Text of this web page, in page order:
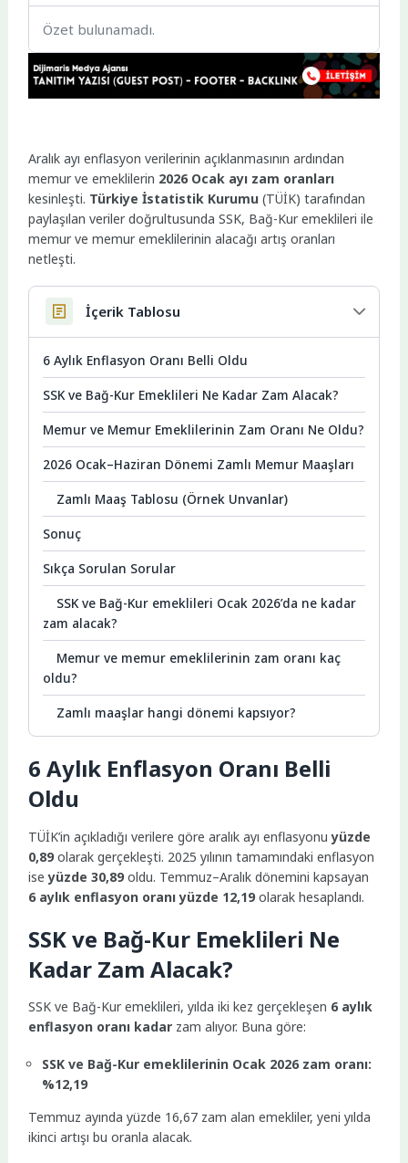
Özet bulunamadı.
Aralık ayı enflasyon verilerinin açıklanmasının ardından
memur ve emeklilerin 2026 Ocak ayı zam oranları
kesinleşti. Türkiye İstatistik Kurumu (TÜİK) tarafından
paylaşılan veriler doğrultusunda SSK, Bağ-Kur emeklileri ile
memur ve memur emeklilerinin alacağı artış oranları
netleşti.
İçerik Tablosu
6 Aylık Enflasyon Oranı Belli Oldu
SSK ve Bağ-Kur Emeklileri Ne Kadar Zam Alacak?
Memur ve Memur Emeklilerinin Zam Oranı Ne Oldu?
2026 Ocak–Haziran Dönemi Zamlı Memur Maaşları
Zamlı Maaş Tablosu (Örnek Unvanlar)
Sonuç
Sıkça Sorulan Sorular
SSK ve Bağ-Kur emeklileri Ocak 2026’da ne kadar
zam alacak?
Memur ve memur emeklilerinin zam oranı kaç
oldu?
Zamlı maaşlar hangi dönemi kapsıyor?
6 Aylık Enflasyon Oranı Belli
Oldu
TÜİK’in açıkladığı verilere göre aralık ayı enflasyonuyüzde
0,89olarak gerçekleşti. 2025 yılının tamamındaki enflasyon
iseyüzde 30,89oldu. Temmuz–Aralık dönemini kapsayan
6 aylık enflasyon oranı yüzde 12,19olarak hesaplandı.
SSK ve Bağ-Kur Emeklileri Ne
Kadar Zam Alacak?
SSK ve Bağ-Kur emeklileri, yılda iki kez gerçekleşen 6 aylık
enflasyon oranı kadar zam alıyor. Buna göre:
SSK ve Bağ-Kur emeklilerinin Ocak 2026 zam oranı:
%12,19
Temmuz ayında yüzde 16,67 zam alan emekliler, yeni yılda
ikinci artışı bu oranla alacak.